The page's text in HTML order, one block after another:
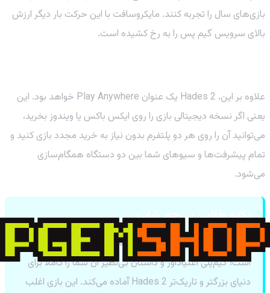
بازی‌های سال را تجربه کنند. مایکروسافت با این حرکت بار دیگر ارزش
بالای سرویس گیم پس را به رخ کشیده است.
علاوه بر این، Hades 2 یک عنوان Play Anywhere خواهد بود. این
یعنی اگر نسخه دیجیتالی بازی را روی ایکس باکس یا ویندوز بخرید،
می‌توانید آن را روی هر دو پلتفرم بدون نیاز به خرید مجدد بازی کنید و
تمام پیشرفت‌ها و سیوهای شما بین دو دستگاه همگام‌سازی
می‌شود.
نکته طلایی پی‌جم شاپ
اگر هنوز نسخه اول Hades را تجربه نکرده‌اید، الان بهترین زمان
است! گیم‌پلی اعتیادآور و داستان بی‌نظیر آن شما را کاملاً برای
دنیای بزرگتر و تاریک‌تر Hades 2 آماده می‌کند. این بازی اغلب